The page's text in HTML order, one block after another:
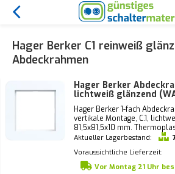
Hager Berker C1 reinweiß
Abdeckrahmen
Hager Berker
lichtweiß glänzend
Hager Berker 1-fach
vertikale Montage, C.1,
81,5x81,5x10 mm.
Aktueller Lagerbestand:
Voraussichtliche Lieferzeit:
Vor Montag 21 Uhr